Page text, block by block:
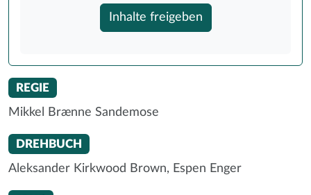
Inhalte freigeben
REGIE
Mikkel Brænne Sandemose
DREHBUCH
Aleksander Kirkwood Brown, Espen Enger